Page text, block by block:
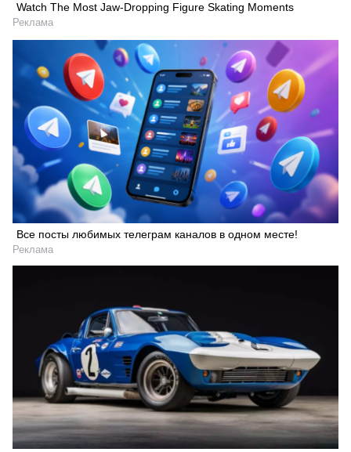
Watch The Most Jaw‑Dropping Figure Skating Moments
Реклама
Все посты любимых телеграм каналов в одном месте!
Реклама